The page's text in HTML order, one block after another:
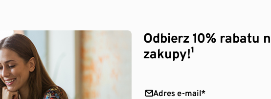
Odbierz 10% rabatu
zakupy!¹
Adres e-mail*